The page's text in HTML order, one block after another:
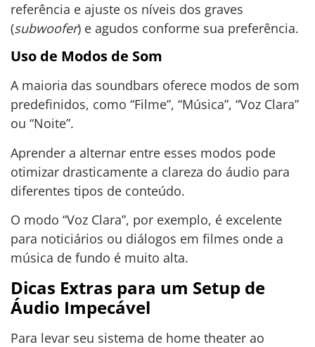
referência e ajuste os níveis dos graves
(subwoofer) e agudos conforme sua preferência.
Uso de Modos de Som
A maioria das soundbars oferece modos de som
predefinidos, como “Filme”, “Música”, “Voz Clara”
ou “Noite”.
Aprender a alternar entre esses modos pode
otimizar drasticamente a clareza do áudio para
diferentes tipos de conteúdo.
O modo “Voz Clara”, por exemplo, é excelente
para noticiários ou diálogos em filmes onde a
música de fundo é muito alta.
Dicas Extras para um Setup de
Áudio Impecável
Para levar seu sistema de home theater ao